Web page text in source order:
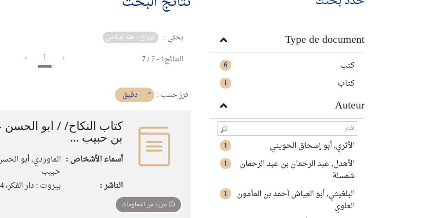
بحثي : الزواج -- فقه إسلامي
النتائج1
-
7
/ 7
1
فرز حسب : (imediat
تأثير)
دقيق
كتاب النكاح/ / أبو
بن حبيب ...
أسماء الأشخاص : الماوردي, أبو
حبيب
الناشر :
بيروت : دار الفكر، 1994
مزيد من المعلومات
Type de document
6 كتب
1 كتاب
Auteur
1 الأثري, أبو إسحاق الحويني
1
الأهدل, عبد الرحمان بن عبد الرحمان
شمسلة
1
البلغيثي, أبو العياش أحمد بن المأمون
العلوي